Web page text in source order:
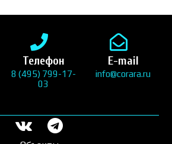
Телефон
8 (495) 799-17-
03
E-mail
info@corara.ru